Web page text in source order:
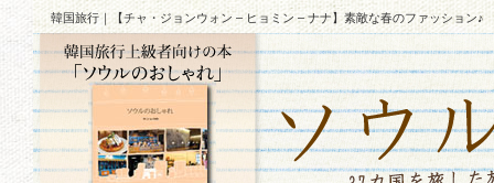
韓国旅行｜【チャ・ジョンウォン – ヒョミン – ナナ】素敵な春のファッション♪